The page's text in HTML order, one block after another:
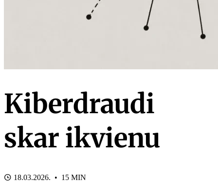
Kiberdraudi
skar ikvienu
18.03.2026. • 15 MIN